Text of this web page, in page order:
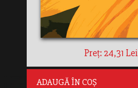
Preț: 24,31 Lei
ADAUGĂ ÎN COȘ